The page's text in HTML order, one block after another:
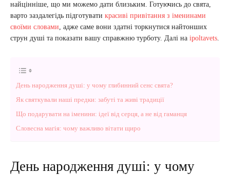
найцінніше, що ми можемо дати близьким. Готуючись до свята,
варто заздалегідь підготувати красиві привітання з іменинами
своїми словами, адже саме вони здатні торкнутися найтонших
струн душі та показати вашу справжню турботу. Далі на ipoltavets.
День народження душі: у чому глибинний сенс свята?
Як святкували наші предки: забуті та живі традиції
Що подарувати на іменини: ідеї від серця, а не від гаманця
Словесна магія: чому важливо вітати щиро
День народження душі: у чому